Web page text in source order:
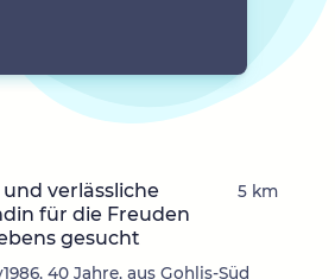
und verlässliche
für die Freuden
gesucht
40 Jahre, aus Gohlis-Süd
5 km